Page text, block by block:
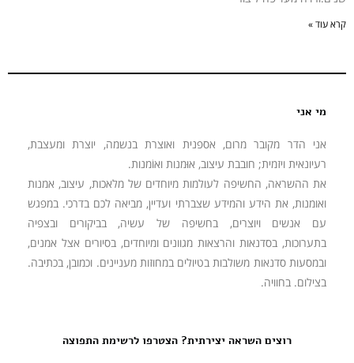
קרא עוד »
רוצים השראה יצירתית? הצטרפו לרשימת התפוצה
מי אני
אני הדר מקובר מרום, אספנית ואוצרת בנשמה, יוצרת ומעצבת,
רעיונאית ויזמית; חובבת עיצוב, אוּמנות ואוֹמנות.
את ההשראה, החשיפה לעולמות מיוחדים של מלאכות, עיצוב, אמנות
ואומנות, את הידע והמידע שצברתי ועדיין, מביאה לכם בדרכי. במפגש
עם אנשים ויוצרים, בחשיפה של עשיה, בביקורים ובצפיה
בתערוכות, בסדנאות והרצאות מגוונים ומיוחדים, בסיורים אצל אמנים,
ובמסעות סדנאות משולבות בטיולים במחוזות מעניינים. וכמובן, בכתיבה.
בצילום. בחוויה.